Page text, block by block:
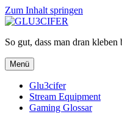
Zum Inhalt springen
So gut, dass man dran kleben
Menü
Glu3cifer
Stream Equipment
Gaming Glossar